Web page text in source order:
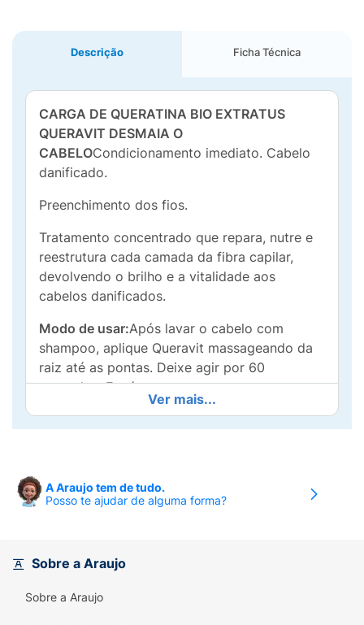
Descrição Ficha Técnica
CARGA DE QUERATINA BIO EXTRATUS
QUERAVIT DESMAIA O
CABELOCondicionamento imediato. Cabelo
danificado.
Preenchimento dos fios.
Tratamento concentrado que repara, nutre e
reestrutura cada camada da fibra capilar,
devolvendo o brilho e a vitalidade aos
cabelos danificados.
Modo de usar:Após lavar o cabelo com
shampoo, aplique Queravit massageando da
raiz até as pontas. Deixe agir por 60
segundos. Enxágue.
Ver mais...
A Araujo tem de tudo.
Posso te ajudar de alguma forma?
Sobre a Araujo
Sobre a Araujo